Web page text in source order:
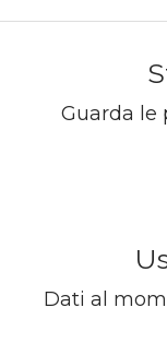
Guarda le
Dati al